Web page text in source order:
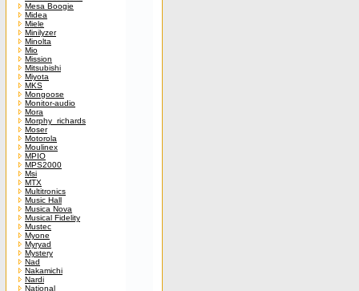
Mesa Boogie
Midea
Miele
Minilyzer
Minolta
Mio
Mission
Mitsubishi
Miyota
MKS
Mongoose
Monitor-audio
Mora
Morphy_richards
Moser
Motorola
Moulinex
MPIO
MPS2000
Msi
MTX
Multitronics
Music Hall
Musica Nova
Musical Fidelity
Mustec
Myone
Myryad
Mystery
Nad
Nakamichi
Nardi
National